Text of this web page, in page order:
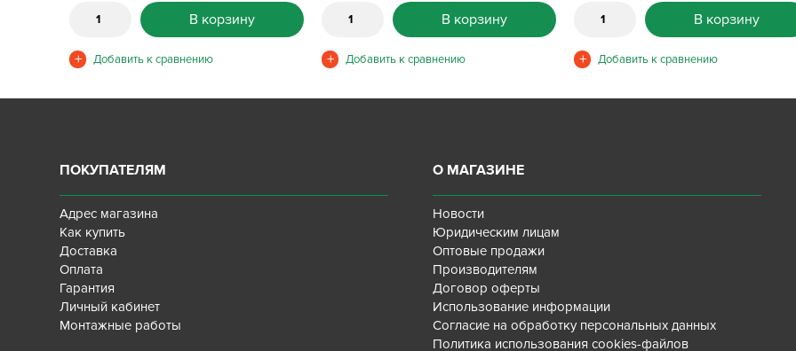
В корзину В корзину В корзину
ПОКУПАТЕЛЯМ
Адрес магазина
Как купить
Доставка
Оплата
Гарантия
Личный кабинет
Монтажные работы
О МАГАЗИНЕ
Новости
Юридическим лицам
Оптовые продажи
Производителям
Договор оферты
Использование информации
Согласие на обработку персональных данных
Политика использования cookies-файлов